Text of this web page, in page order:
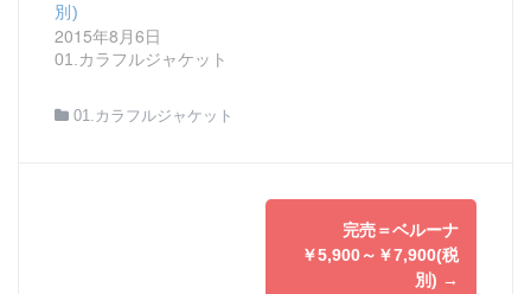
別)
2015年8月6日
01.カラフルジャケット
01.カラフルジャケット
完売＝ベルーナ
￥5,900～￥7,900(税
別) →